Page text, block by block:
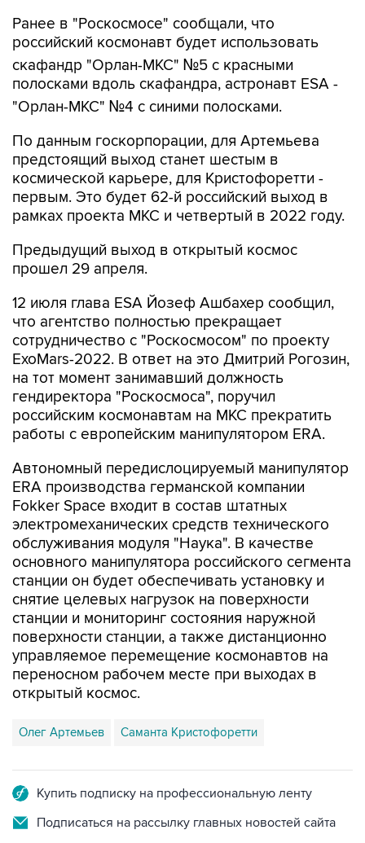
Ранее в "Роскосмосе" сообщали, что
российский космонавт будет использовать
скафандр "Орлан-МКС" №5 с красными
полосками вдоль скафандра, астронавт ESA -
"Орлан-МКС" №4 с синими полосками.
По данным госкорпорации, для Артемьева
предстоящий выход станет шестым в
космической карьере, для Кристофоретти -
первым. Это будет 62-й российский выход в
рамках проекта МКС и четвертый в 2022 году.
Предыдущий выход в открытый космос
прошел 29 апреля.
12 июля глава ESA Йозеф Ашбахер сообщил,
что агентство полностью прекращает
сотрудничество с "Роскосмосом" по проекту
ExoMars-2022. В ответ на это Дмитрий Рогозин,
на тот момент занимавший должность
гендиректора "Роскосмоса", поручил
российским космонавтам на МКС прекратить
работы с европейским манипулятором ERA.
Автономный передислоцируемый манипулятор
ERA производства германской компании
Fokker Space входит в состав штатных
электромеханических средств технического
обслуживания модуля "Наука". В качестве
основного манипулятора российского сегмента
станции он будет обеспечивать установку и
снятие целевых нагрузок на поверхности
станции и мониторинг состояния наружной
поверхности станции, а также дистанционно
управляемое перемещение космонавтов на
переносном рабочем месте при выходах в
открытый космос.
Олег Артемьев Саманта Кристофоретти
Купить подписку на профессиональную ленту
Подписаться на рассылку главных новостей сайта